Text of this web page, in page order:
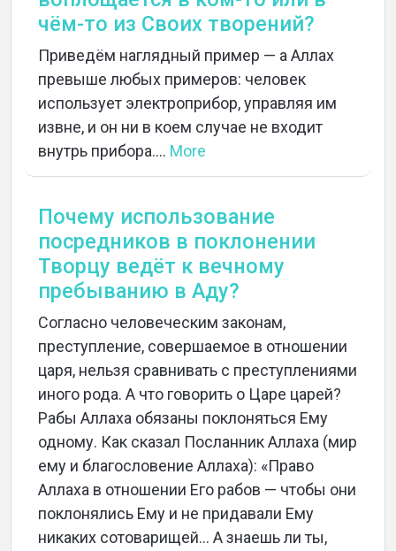
чём-то из Своих творений?
Приведём наглядный пример — а Аллах
превыше любых примеров: человек
использует электроприбор, управляя им
извне, и он ни в коем случае не входит
внутрь прибора.... More
Почему использование
посредников в поклонении
Творцу ведёт к вечному
пребыванию в Аду?
Согласно человеческим законам,
преступление, совершаемое в отношении
царя, нельзя сравнивать с преступлениями
иного рода. А что говорить о Царе царей?
Рабы Аллаха обязаны поклоняться Ему
одному. Как сказал Посланник Аллаха (мир
ему и благословение Аллаха): «Право
Аллаха в отношении Его рабов — чтобы они
поклонялись Ему и не придавали Ему
никаких сотоварищей… А знаешь ли ты,